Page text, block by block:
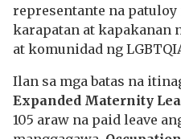
representante na patuloy
karapatan at kapakanan
at komunidad ng
Ilan sa mga batas na
Expanded Maternity
105 araw na paid leave